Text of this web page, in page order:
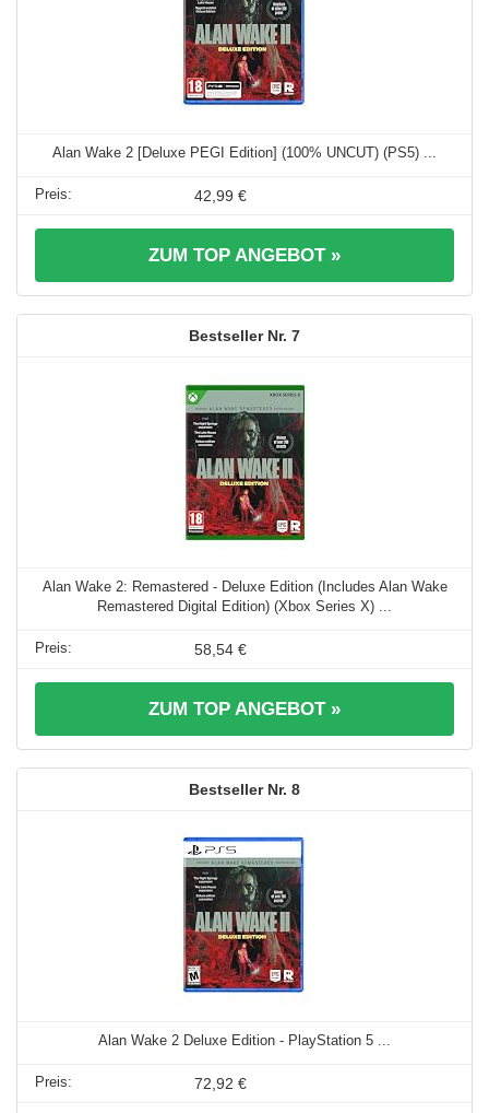
Alan Wake 2 [Deluxe PEGI Edition] (100% UNCUT) (PS5) ...
42,99 €
ZUM TOP ANGEBOT »
7
Alan Wake 2: Remastered - Deluxe Edition (Includes Alan Wake
Remastered Digital Edition) (Xbox Series X) ...
58,54 €
ZUM TOP ANGEBOT »
8
Alan Wake 2 Deluxe Edition - PlayStation 5 ...
72,92 €